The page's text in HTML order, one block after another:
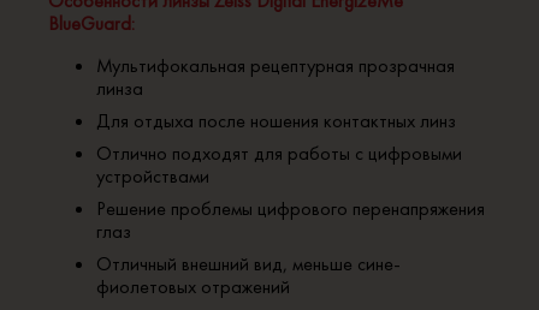
BlueGuard:
Мультифокальная рецептурная прозрачная
линза
Для отдыха после ношения контактных линз
Отлично подходят для работы с цифровыми
устройствами
Решение проблемы цифрового перенапряжения
глаз
Отличный внешний вид, меньше сине-
фиолетовых отражений